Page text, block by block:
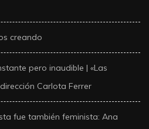
creando
pero inaudible | «Las
Carlota Ferrer
fue también feminista: Ana